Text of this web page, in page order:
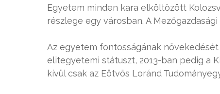
Egyetem minden kara elköltözött
részlege egy városban. A
Az egyetem fontosságának
elitegyetemi státuszt, 2013-ban pedig a
kívül csak az Eötvös Loránd